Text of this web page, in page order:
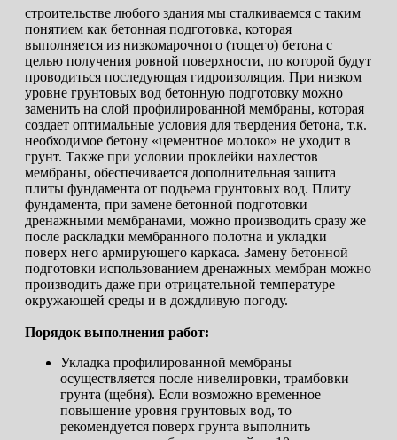
строительстве любого здания мы сталкиваемся с таким
понятием как бетонная подготовка, которая
выполняется из низкомарочного (тощего) бетона с
целью получения ровной поверхности, по которой будут
проводиться последующая гидроизоляция. При низком
уровне грунтовых вод бетонную подготовку можно
заменить на слой профилированной мембраны, которая
создает оптимальные условия для твердения бетона, т.к.
необходимое бетону «цементное молоко» не уходит в
грунт. Также при условии проклейки нахлестов
мембраны, обеспечивается дополнительная защита
плиты фундамента от подъема грунтовых вод. Плиту
фундамента, при замене бетонной подготовки
дренажными мембранами, можно производить сразу же
после раскладки мембранного полотна и укладки
поверх него армирующего каркаса. Замену бетонной
подготовки использованием дренажных мембран можно
производить даже при отрицательной температуре
окружающей среды и в дождливую погоду.
Порядок выполнения работ:
Укладка профилированной мембраны
осуществляется после нивелировки, трамбовки
грунта (щебня). Если возможно временное
повышение уровня грунтовых вод, то
рекомендуется поверх грунта выполнить